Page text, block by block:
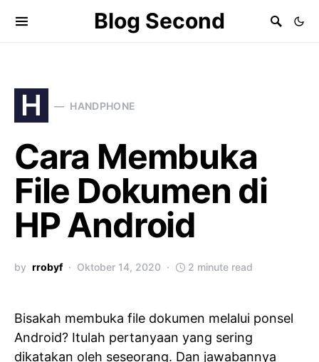
Blog Second
H HANDPHONE
Cara Membuka
File Dokumen di
HP Android
by rrobyf Oktober 14, 2020 2 minute read
Bisakah membuka file dokumen melalui ponsel
Android? Itulah pertanyaan yang sering
dikatakan oleh seseorang. Dan jawabannya